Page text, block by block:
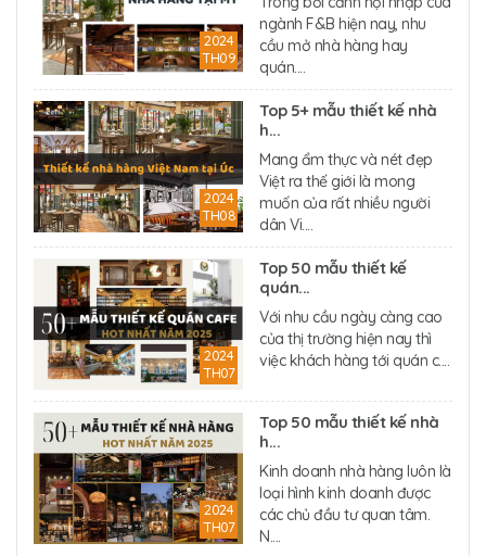
2024
TH09
ngành F&B hiện nay, nhu
cầu mở nhà hàng hay
quán....
2024
TH08
Top 5+ mẫu thiết kế nhà
h...
Mang ẩm thực và nét đẹp
Việt ra thế giới là mong
muốn của rất nhiều người
dân Vi....
2024
TH07
Top 50 mẫu thiết kế
quán...
Với nhu cầu ngày càng cao
của thị trường hiện nay thì
việc khách hàng tới quán c....
2024
TH07
Top 50 mẫu thiết kế nhà
h...
Kinh doanh nhà hàng luôn là
loại hình kinh doanh được
các chủ đầu tư quan tâm.
N....